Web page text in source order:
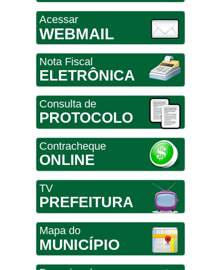
Acessar
WEBMAIL
Nota Fiscal
ELETRÔNICA
Consulta de
PROTOCOLO
Contracheque
ONLINE
TV
PREFEITURA
Mapa do
MUNICÍPIO